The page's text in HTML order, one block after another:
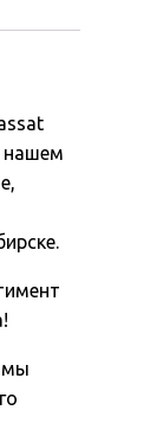
нашем
мы